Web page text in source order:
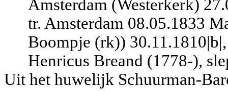
Amsterdam (Westerkerk)
tr. Amsterdam 08.05.1833
Boompje (rk))
Henricus Breand (1778-),
Uit het huwelijk Schuurman-